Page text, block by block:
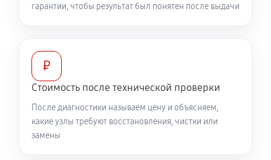
гарантии, чтобы результат был понятен после выдачи
₽
Стоимость после технической проверки
После диагностики называем цену и объясняем,
какие узлы требуют восстановления, чистки или
замены